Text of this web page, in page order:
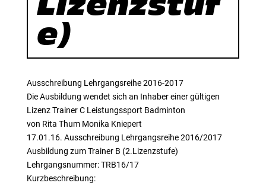
e)
Ausschreibung Lehrgangsreihe 2016-2017
Die Ausbildung wendet sich an Inhaber einer gültigen
Lizenz Trainer C Leistungssport Badminton
von Rita Thum Monika Kniepert
17.01.16. Ausschreibung Lehrgangsreihe 2016/2017
Ausbildung zum Trainer B (2.Lizenzstufe)
Lehrgangsnummer: TRB16/17
Kurzbeschreibung: